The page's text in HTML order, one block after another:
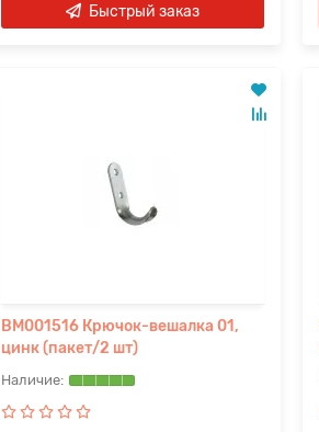
Быстрый заказ
BM001516 Крючок-вешалка 01,
цинк (пакет/2 шт)